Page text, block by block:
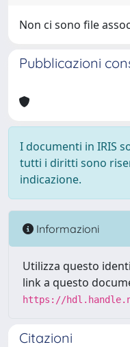
Non ci sono file
Pubblicazioni
I documenti in IRIS
tutti i diritti sono
indicazione.
Informazioni
Utilizza questo
link a questo
https://
Citazioni